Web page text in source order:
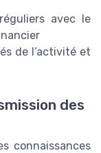
avec le
de l’activité et
des
connaissances